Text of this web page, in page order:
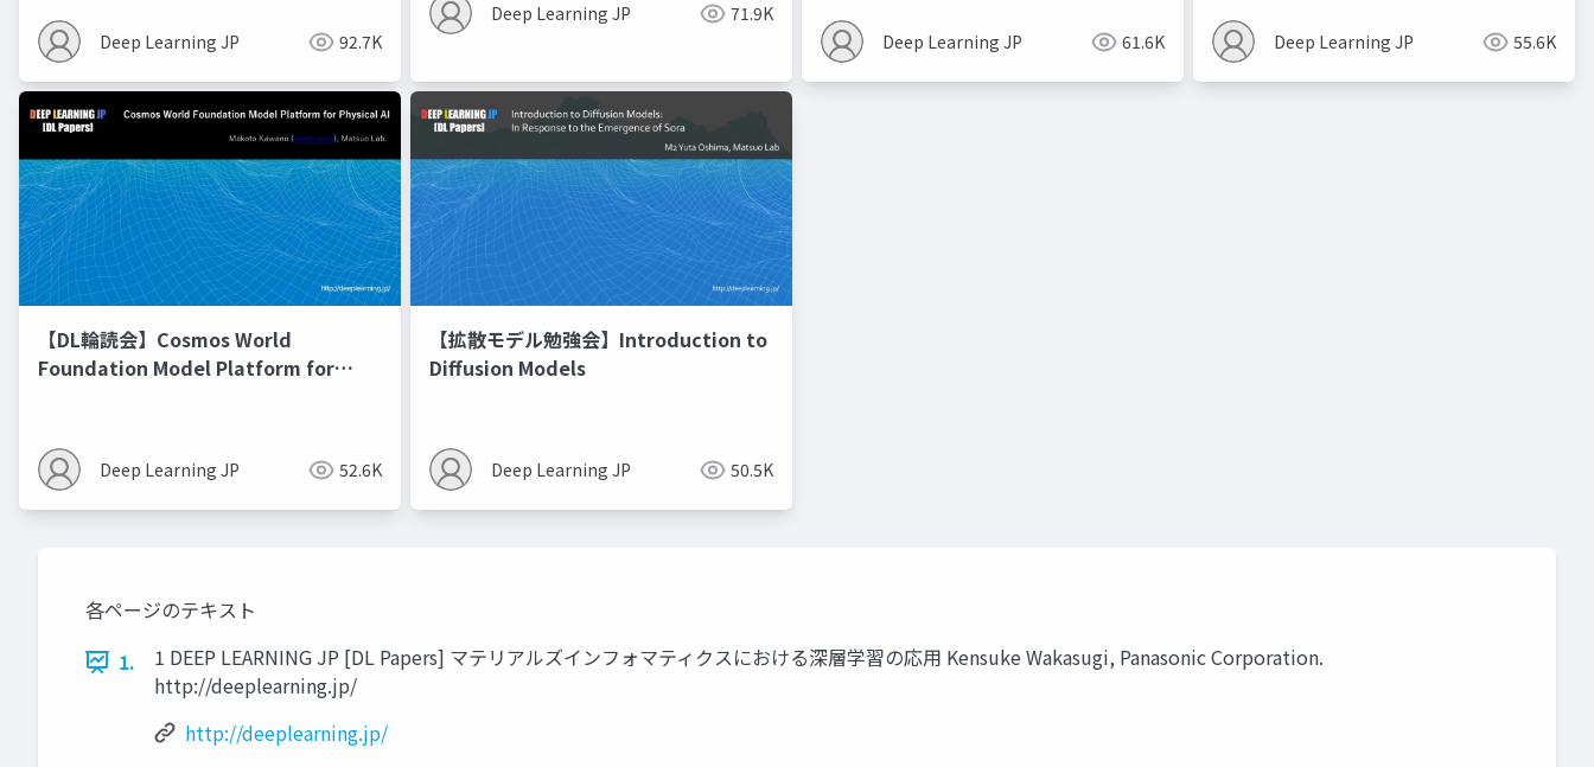
Deep Learning JP 92.7K
Deep Learning JP 71.9K
Deep Learning JP 61.6K Deep Learning JP 55.6K
【DL輪読会】Cosmos World
Foundation Model Platform for
Deep Learning JP 52.6K
【拡散モデル勉強会】Introduction to
Diffusion Models
Deep Learning JP 50.5K
各ページのテキスト
1.
1 DEEP LEARNING JP [DL Papers] マテリアルズインフォマティクスにおける深層学習の応用 Kensuke Wakasugi, Panasonic Corporation.
http://deeplearning.jp/
http://deeplearning.jp/